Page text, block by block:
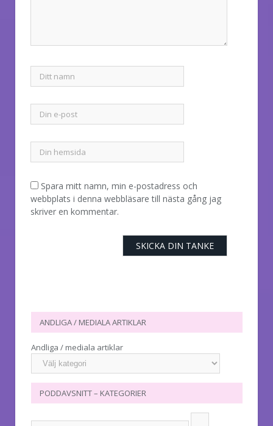
Spara mitt namn, min e-postadress och
webbplats i denna webbläsare till nästa gång jag
skriver en kommentar.
ANDLIGA / MEDIALA ARTIKLAR
Andliga / mediala artiklar
PODDAVSNITT – KATEGORIER